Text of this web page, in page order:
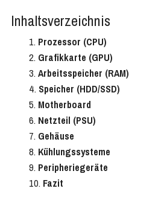
Inhaltsverzeichnis
Prozessor (CPU)
Grafikkarte (GPU)
Arbeitsspeicher (RAM)
Speicher (HDD/SSD)
Motherboard
Netzteil (PSU)
Gehäuse
Kühlungssysteme
Peripheriegeräte
Fazit